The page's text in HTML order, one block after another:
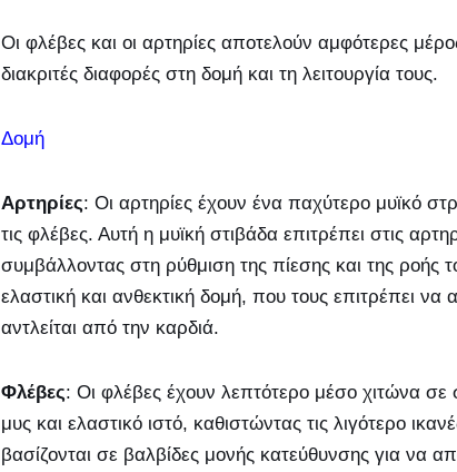
Οι φλέβες και οι αρτηρίες αποτελούν αμφότερες
διακριτές διαφορές στη δομή και τη λειτουργία τους.
Δομή
Αρτηρίες: Οι αρτηρίες έχουν ένα παχύτερο μυϊκό
τις φλέβες. Αυτή η μυϊκή στιβάδα επιτρέπει στις
συμβάλλοντας στη ρύθμιση της πίεσης και της ροής
ελαστική και ανθεκτική δομή, που τους επιτρέπει
αντλείται από την καρδιά.
Φλέβες: Οι φλέβες έχουν λεπτότερο μέσο χιτώνα σε
μυς και ελαστικό ιστό, καθιστώντας τις λιγότερο
βασίζονται σε βαλβίδες μονής κατεύθυνσης για να